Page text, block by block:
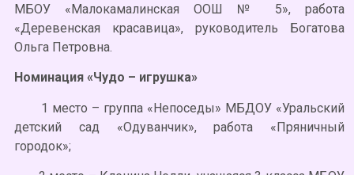
МБОУ «Малокамалинская ООШ № 5», работа
«Деревенская красавица», руководитель Богатова
Ольга Петровна.
Номинация «Чудо – игрушка»
1 место – группа «Непоседы» МБДОУ «Уральский
детский сад «Одуванчик», работа «Пряничный
городок»;